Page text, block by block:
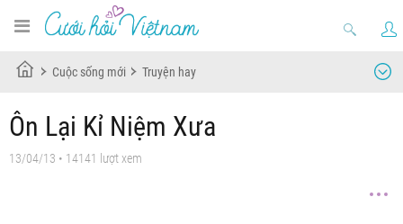
Cuộc sống mới Truyện hay
Ôn Lại Kỉ Niệm Xưa
13/04/13 • 14141 lượt xem